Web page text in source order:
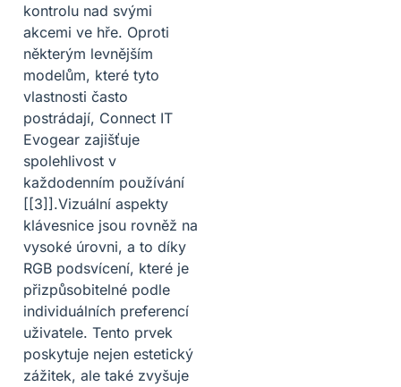
kontrolu nad svými
akcemi ve hře. Oproti
některým levnějším
modelům, které tyto
vlastnosti často
postrádají, Connect IT
Evogear zajišťuje
spolehlivost v
každodenním používání
[[3]].Vizuální aspekty
klávesnice jsou rovněž na
vysoké úrovni, a to díky
RGB podsvícení, které je
přizpůsobitelné podle
individuálních preferencí
uživatele. Tento prvek
poskytuje nejen estetický
zážitek, ale také zvyšuje